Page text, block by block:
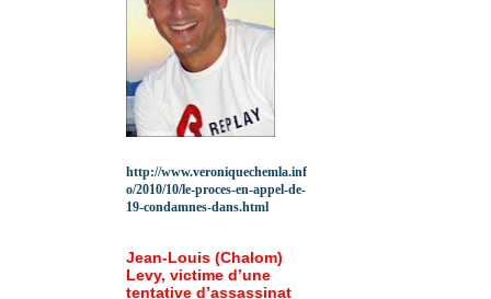
http://www.veroniquechemla.inf
o/2010/10/le-proces-en-appel-de-
19-condamnes-dans.html
Jean-Louis (Chalom)
Levy, victime d’une
tentative d’assassinat